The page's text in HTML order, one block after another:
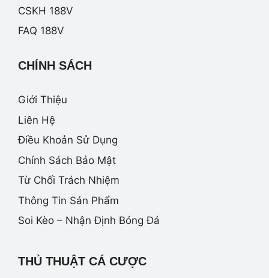
CSKH 188V
FAQ 188V
CHÍNH SÁCH
Giới Thiệu
Liên Hệ
Điều Khoản Sử Dụng
Chính Sách Bảo Mật
Từ Chối Trách Nhiệm
Thông Tin Sản Phẩm
Soi Kèo – Nhận Định Bóng Đá
THỦ THUẬT CÁ CƯỢC